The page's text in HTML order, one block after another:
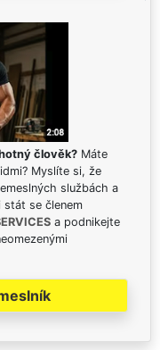
člověk? Máte
Myslíte si, že
službách a
stát se členem
a podnikejte